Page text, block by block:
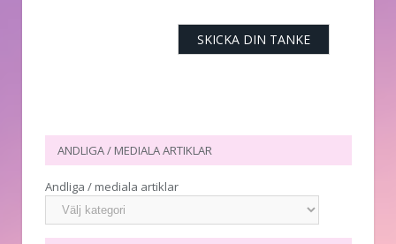
ANDLIGA / MEDIALA ARTIKLAR
Andliga / mediala artiklar